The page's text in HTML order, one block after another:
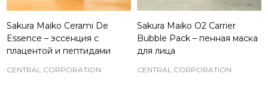
Sakura Maiko Cerami De
Essence – эссенция с
плацентой и пептидами
CENTRAL CORPORATION
Sakura Maiko O2 Carrier
Bubble Pack – пенная маска
для лица
CENTRAL CORPORATION